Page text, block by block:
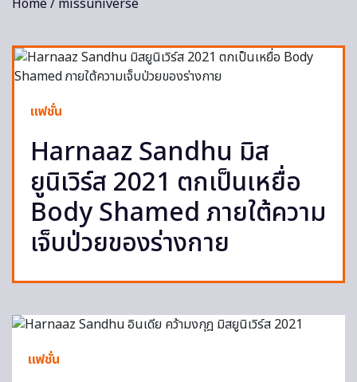
Home/ missuniverse
แฟชั่น
Harnaaz Sandhu มิส
ยูนิเวิร์ส 2021 ตกเป็นเหยื่อ
Body Shamed ภายใต้ความ
เจ็บป่วยของร่างกาย
แฟชั่น